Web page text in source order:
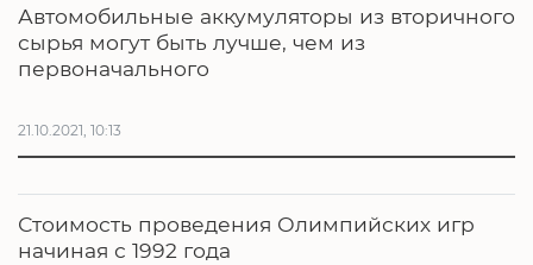
Автомобильные аккумуляторы из вторичного
сырья могут быть лучше, чем из
первоначального
21.10.2021, 10:13
Стоимость проведения Олимпийских игр
начиная с 1992 года